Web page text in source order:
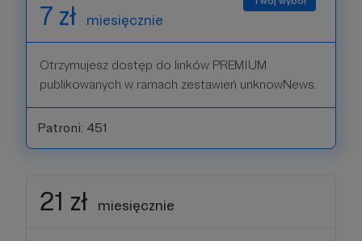
7 zł miesięcznie
Otrzymujesz dostęp do linków PREMIUM
publikowanych w ramach zestawień unknowNews.
Patroni: 451
21 zł miesięcznie